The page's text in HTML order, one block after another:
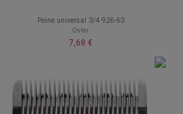
Peine universal 3/4 926-63
Oster
7,68 €